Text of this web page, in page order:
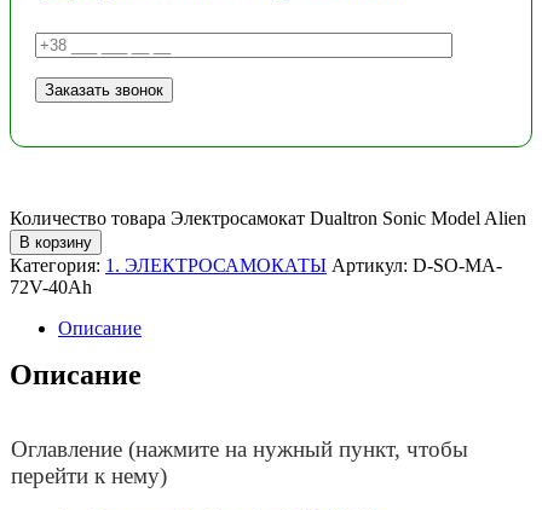
Количество товара Электросамокат Dualtron Sonic Model Alien
В корзину
Категория: 1. ЭЛЕКТРОСАМОКАТЫ Артикул: D-SO-MA-
72V-40Ah
Описание
Описание
Оглавление (нажмите на нужный пункт, чтобы
перейти к нему)